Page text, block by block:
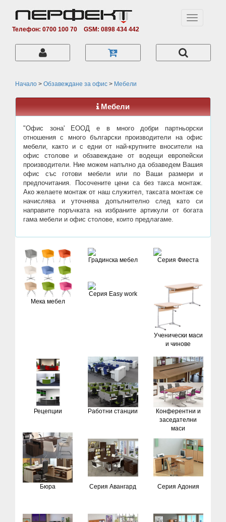
Телефон: 0700 100 70 GSM: 0898 434 442
Toggle
Начало > Обзавеждане за офис > Мебели
Мебели
"Офис зона' ЕООД е в много добри партньорски
отношения с много български производители на офис
мебели, както и с едни от най-крупните вносители на
офис столове и обзавеждане от водещи европейски
производители. Ние можем напълно да обзаведем Вашия
офис със готови мебели или по Ваши размери и
предпочитания. Посочените цени са без такса монтаж.
Ако желаете монтаж от наш служител, таксата монтаж се
начислява и уточнява допълнително след като си
направите поръчката на избраните артикули от богата
гама мебели и офис столове, които предлагаме.
Мека мебел
Градинска мебел Серия Фиеста
Серия Easy work
Ученически маси
и чинове
Рецепции Работни станции
Конферентни и
заседателни
маси
Бюра Серия Авангард Серия Адония